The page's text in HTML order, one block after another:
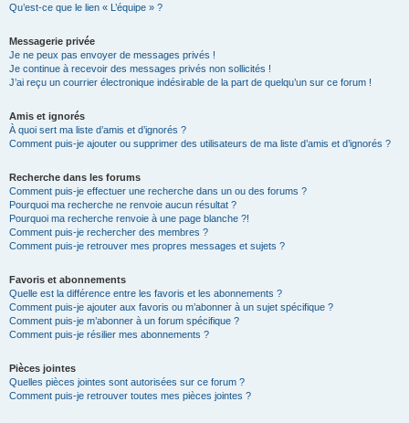
Qu’est-ce que le lien « L’équipe » ?
Messagerie privée
Je ne peux pas envoyer de messages privés !
Je continue à recevoir des messages privés non sollicités !
J’ai reçu un courrier électronique indésirable de la part de quelqu’un sur ce forum !
Amis et ignorés
À quoi sert ma liste d’amis et d’ignorés ?
Comment puis-je ajouter ou supprimer des utilisateurs de ma liste d’amis et d’ignorés ?
Recherche dans les forums
Comment puis-je effectuer une recherche dans un ou des forums ?
Pourquoi ma recherche ne renvoie aucun résultat ?
Pourquoi ma recherche renvoie à une page blanche ?!
Comment puis-je rechercher des membres ?
Comment puis-je retrouver mes propres messages et sujets ?
Favoris et abonnements
Quelle est la différence entre les favoris et les abonnements ?
Comment puis-je ajouter aux favoris ou m’abonner à un sujet spécifique ?
Comment puis-je m’abonner à un forum spécifique ?
Comment puis-je résilier mes abonnements ?
Pièces jointes
Quelles pièces jointes sont autorisées sur ce forum ?
Comment puis-je retrouver toutes mes pièces jointes ?